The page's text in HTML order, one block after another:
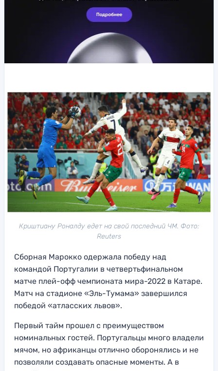
Криштиану Роналду едет на свой последний ЧМ. Фото:
Reuters
Сборная Марокко одержала победу над
командой Португалии в четвертьфинальном
матче плей-офф чемпионата мира-2022 в Катаре.
Матч на стадионе «Эль-Тумама» завершился
победой «атласских львов».
Первый тайм прошел с преимуществом
номинальных гостей. Португальцы много владели
мячом, но африканцы отлично оборонялись и не
позволяли создавать опасные моменты. А в